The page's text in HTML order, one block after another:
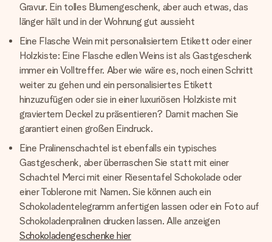
Gravur. Ein tolles Blumengeschenk, aber auch etwas, das
länger hält und in der Wohnung gut aussieht
Eine Flasche Wein mit personalisiertem Etikett oder einer
Holzkiste: Eine Flasche edlen Weins ist als Gastgeschenk
immer ein Volltreffer. Aber wie wäre es, noch einen Schritt
weiter zu gehen und ein personalisiertes Etikett
hinzuzufügen oder sie in einer luxuriösen Holzkiste mit
graviertem Deckel zu präsentieren? Damit machen Sie
garantiert einen großen Eindruck.
Eine Pralinenschachtel ist ebenfalls ein typisches
Gastgeschenk, aber überraschen Sie statt mit einer
Schachtel Merci mit einer Riesentafel Schokolade oder
einer Toblerone mit Namen. Sie können auch ein
Schokoladentelegramm anfertigen lassen oder ein Foto auf
Schokoladenpralinen drucken lassen. Alle anzeigen
Schokoladengeschenke hier